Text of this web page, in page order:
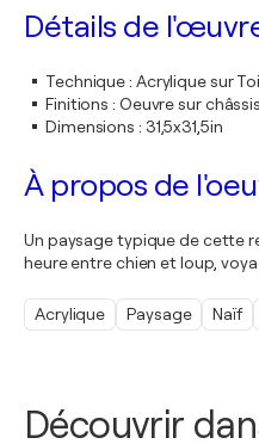
Découvrir
Détails de
Technique: Acrylique sur
Finitions : Oeuvre sur
Dimensions : 31,5x31,5in
À propos de
Un paysage typique de cette
heure entre chien et loup,
Acrylique Paysage Naïf